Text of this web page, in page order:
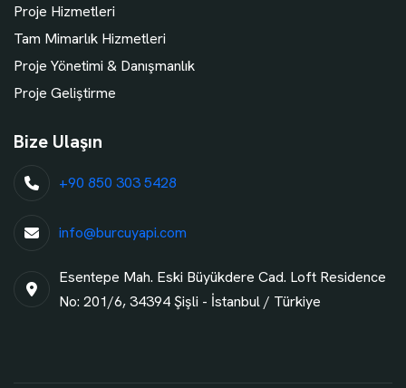
Proje Hizmetleri
Tam Mimarlık Hizmetleri
Proje Yönetimi & Danışmanlık
Proje Geliştirme
Bize Ulaşın
+90 850 303 5428
info@burcuyapi.com
Esentepe Mah. Eski Büyükdere Cad. Loft Residence
No: 201/6, 34394 Şişli - İstanbul / Türkiye